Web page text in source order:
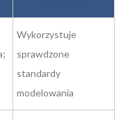
Wykorzystuje
sprawdzone
standardy
modelowania